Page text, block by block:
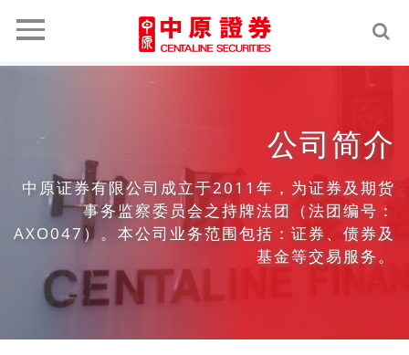
Toggle
navigation
公司简介
中原证券有限公司成立于2011年，为证券及期货
事务监察委员会之持牌法团（法团编号：
AXO047）。本公司业务范围包括：证券、债券及
基金等交易服务。